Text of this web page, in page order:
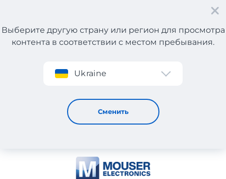
Регистрация
Выберите другую страну или регион для просмотра
контента в соответствии с местом пребывания.
Ukraine
Сменить
MOUSER ELECTRONICS